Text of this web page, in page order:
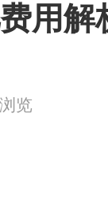
用解
览